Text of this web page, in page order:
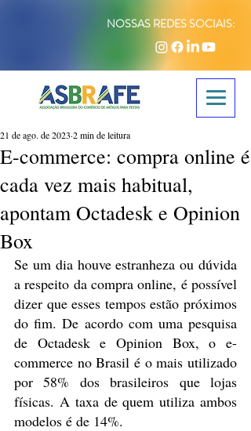
NOSSAS REDES SOCIAIS:
E-commerce: compra online é
cada vez mais habitual,
apontam Octadesk e Opinion
Box
21 de ago. de 2023 2 min de leitura
Se um dia houve estranheza ou dúvida
a respeito da compra online, é possível
dizer que esses tempos estão próximos
do fim. De acordo com uma pesquisa
de Octadesk e Opinion Box, o e-
commerce no Brasil é o mais utilizado
por 58% dos brasileiros que lojas
físicas. A taxa de quem utiliza ambos
modelos é de 14%.